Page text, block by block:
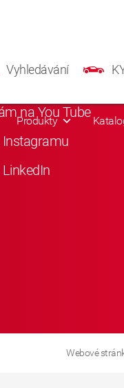
Vyhledávání
Produkty
na You Tube
Instagramu
Webové